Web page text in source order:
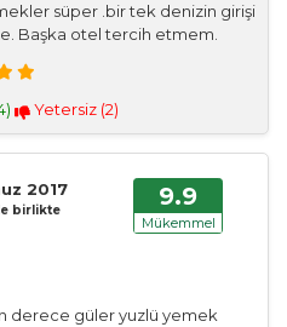
süper .bir tek denizin girişi
Başka otel tercih etmem.
) Yetersiz (2)
2017
birlikte 9.9
Mükemmel
derece güler yuzlü yemek